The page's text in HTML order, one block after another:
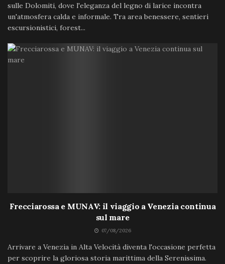
sulle Dolomiti, dove l'eleganza del legno di larice incontra
un'atmosfera calda e informale. Tra area benessere, sentieri
escursionistici, forest...
Frecciarossa e MUNAV: il viaggio a Venezia continua
sul mare
07/08/2026
Arrivare a Venezia in Alta Velocità diventa l'occasione perfetta
per scoprire la gloriosa storia marittima della Serenissima.